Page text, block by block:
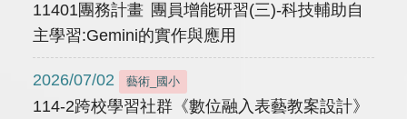
11401團務計畫 團員增能研習(三)-科技輔助自
主學習:Gemini的實作與應用
2026/07/02 藝術_國小
114-2跨校學習社群《數位融入表藝教案設計》